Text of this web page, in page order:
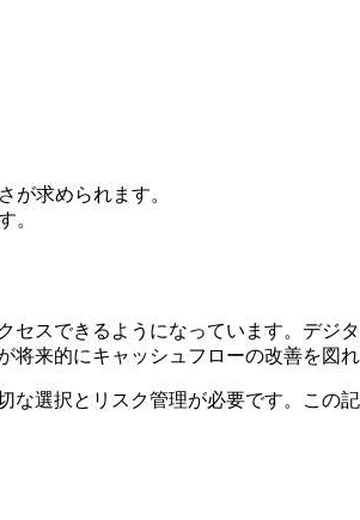
が求められます。
。
スできるようになっています。デジ
来的にキャッシュフローの改善を図れ
選択とリスク管理が必要です。この